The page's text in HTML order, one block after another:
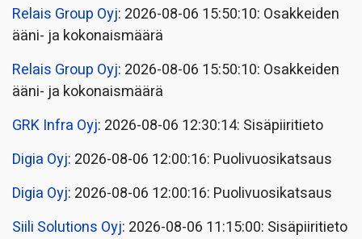
Relais Group Oyj: 2026-08-06 15:50:10: Osakkeiden
ääni- ja kokonaismäärä
Relais Group Oyj: 2026-08-06 15:50:10: Osakkeiden
ääni- ja kokonaismäärä
GRK Infra Oyj: 2026-08-06 12:30:14: Sisäpiiritieto
Digia Oyj: 2026-08-06 12:00:16: Puolivuosikatsaus
Digia Oyj: 2026-08-06 12:00:16: Puolivuosikatsaus
Siili Solutions Oyj: 2026-08-06 11:15:00: Sisäpiiritieto